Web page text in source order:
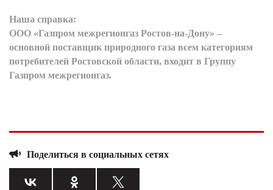
Наша справка:
ООО «Газпром межрегионгаз Ростов-на-Дону» –
основной поставщик природного газа всем категориям
потребителей Ростовской области, входит в Группу
Газпром межрегионгаз.
Поделиться в социальных сетях